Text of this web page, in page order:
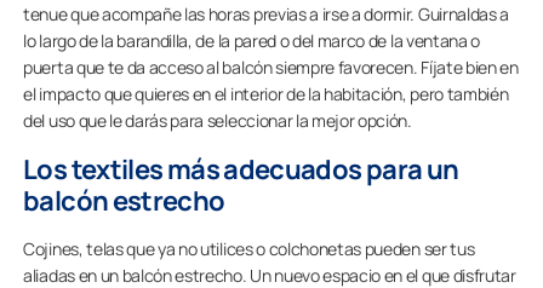
tenue que acompañe las horas previas a irse a dormir. Guirnaldas a
lo largo de la barandilla, de la pared o del marco de la ventana o
puerta que te da acceso al balcón siempre favorecen. Fíjate bien en
el impacto que quieres en el interior de la habitación, pero también
del uso que le darás para seleccionar la mejor opción.
Los textiles más adecuados para un
balcón estrecho
Cojines, telas que ya no utilices o colchonetas pueden ser tus
aliadas en un balcón estrecho. Un nuevo espacio en el que disfrutar